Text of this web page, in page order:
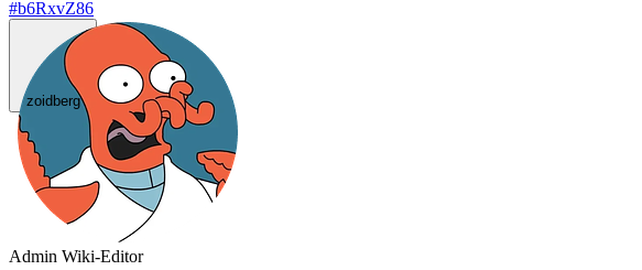
#b6RxvZ86
zoidberg
Admin Wiki-Editor